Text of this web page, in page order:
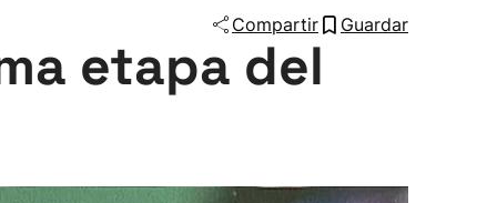
Compartir Guardar
etapa del